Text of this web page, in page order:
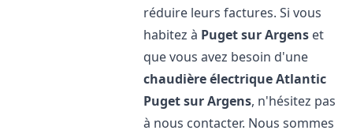
réduire leurs factures. Si vous
habitez à Puget sur Argens et
que vous avez besoin d'une
chaudière électrique Atlantic
Puget sur Argens, n'hésitez pas
à nous contacter. Nous sommes